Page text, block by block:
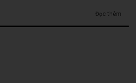
Đọc thêm